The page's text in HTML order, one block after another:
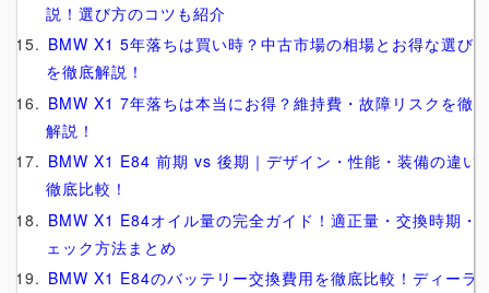
説！選び方のコツも紹介
BMW X1 5年落ちは買い時？中古市場の相場とお得な選び
を徹底解説！
BMW X1 7年落ちは本当にお得？維持費・故障リスクを徹
解説！
BMW X1 E84 前期 vs 後期｜デザイン・性能・装備の違い
徹底比較！
BMW X1 E84オイル量の完全ガイド！適正量・交換時期・
ェック方法まとめ
BMW X1 E84のバッテリー交換費用を徹底比較！ディーラ